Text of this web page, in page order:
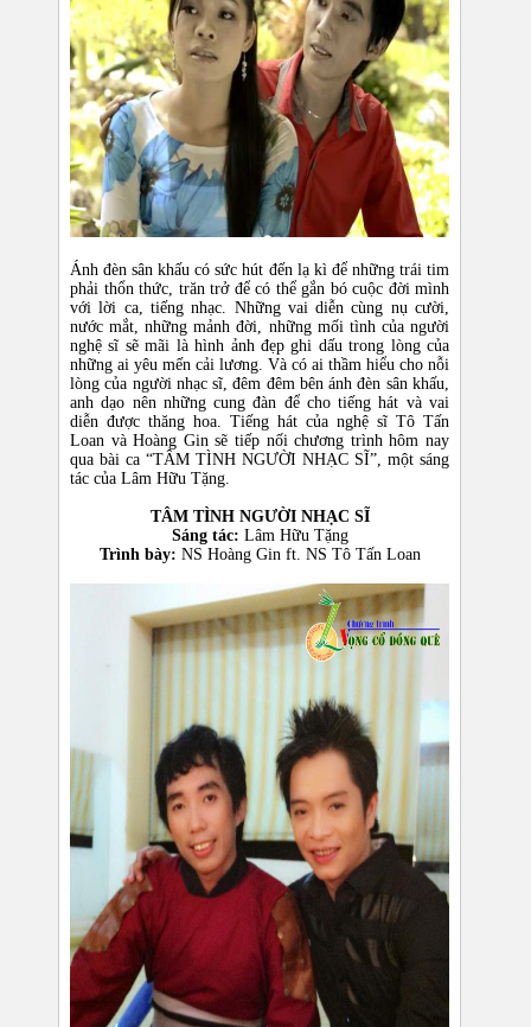
Ánh đèn sân khấu có sức hút đến lạ kì để những trái tim
phải thổn thức, trăn trở để có thể gắn bó cuộc đời mình
với lời ca, tiếng nhạc. Những vai diễn cùng nụ cười,
nước mắt, những mảnh đời, những mối tình của người
nghệ sĩ sẽ mãi là hình ảnh đẹp ghi dấu trong lòng của
những ai yêu mến cải lương. Và có ai thầm hiểu cho nỗi
lòng của người nhạc sĩ, đêm đêm bên ánh đèn sân khấu,
anh dạo nên những cung đàn để cho tiếng hát và vai
diễn được thăng hoa. Tiếng hát của nghệ sĩ Tô Tấn
Loan và Hoàng Gin sẽ tiếp nối chương trình hôm nay
qua bài ca “TÂM TÌNH NGƯỜI NHẠC SĨ”, một sáng
tác của Lâm Hữu Tặng.
TÂM TÌNH NGƯỜI NHẠC SĨ​
Sáng tác: Lâm Hữu Tặng
Trình bày: NS Hoàng Gin ft. NS Tô Tấn Loan​